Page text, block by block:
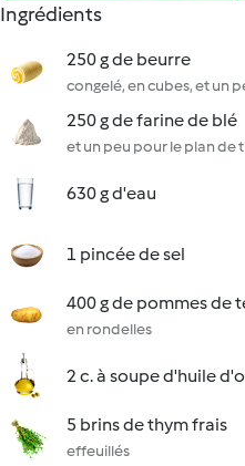
Ingrédients
250 g de beurre
congelé, en cubes, et un
250 g de farine de blé
et un peu pour le plan de
630 g d'eau
1 pincée de sel
400 g de pommes de
en rondelles
2 c. à soupe d'huile
5 brins de thym frais
effeuillés